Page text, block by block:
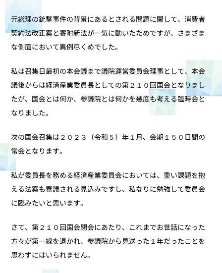
元総理の銃撃事件の背景にあるとされる問題に関して、消費者
契約法改正案と寄附新法が一気に動いたためですが、さまざま
な側面において異例尽くめでした。
私は召集日最初の本会議まで議院運営委員会理事として、本会
議後からは経済産業委員長としての第２１０回国会となりまし
たが、国会とは何か、参議院とは何かを幾度も考える臨時会と
なりました。
次の国会召集は２０２３（令和５）年１月、会期１５０日間の
常会となります。
私が委員長を務める経済産業委員会においては、重い課題を抱
える法案も審議される見込みですし、私なりに勉強して委員会
に臨みたいと思います。
さて、第２１０回国会閉会にあたり、これまでお世話になった
方々が第一線を退かれ、参議院から見送った１年だったことを
思わずにはいられません。